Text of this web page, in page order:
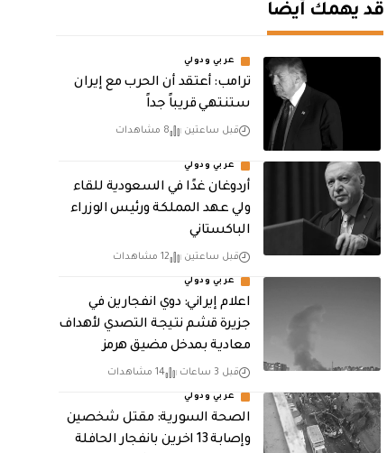
قد يهمك أيضا
عربي ودولي
‏ترامب: أعتقد أن الحرب مع إيران
ستنتهي قريباً جداً
قبل ساعتين 8 مشاهدات
عربي ودولي
أردوغان غدًا في السعودية للقاء
ولي عهد المملكة ورئيس الوزراء
الباكستاني
قبل ساعتين 12 مشاهدات
عربي ودولي
اعلام إيراني: دوي انفجارين في
جزيرة قشم نتيجة التصدي لأهداف
معادية بمدخل مضيق هرمز
قبل 3 ساعات 14 مشاهدات
عربي ودولي
الصحة السورية: مقتل شخصين
وإصابة 13 اخرين بانفجار الحافلة